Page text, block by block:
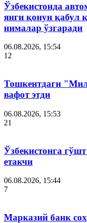
Ўзбекистонда
янги қонун қабул
нималар ўзгаради
06.08.2026, 15:54
12
Тошкентдаги
вафот этди
06.08.2026, 15:53
21
Ўзбекистонга
етакчи
06.08.2026, 15:44
7
Марказий банк